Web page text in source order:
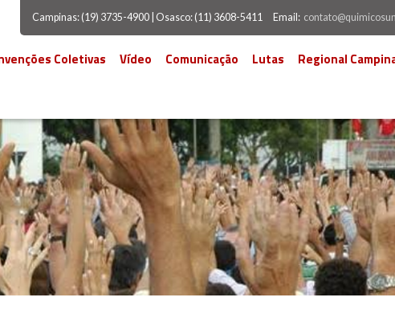
Campinas: (19) 3735-4900 | Osasco: (11) 3608-5411 Email:
Coletivas Vídeo Comunicação Lutas Regional